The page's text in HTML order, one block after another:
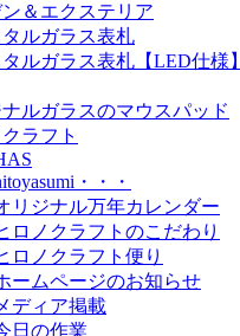
＆エクステリア
ルガラス表札
ルガラス表札【LED仕様】
ルガラスのマウスパッド
ラフト
・・・
リジナル万年カレンダー
ロノクラフトのこだわり
ロノクラフト便り
ームページのお知らせ
ディア掲載
日の作業